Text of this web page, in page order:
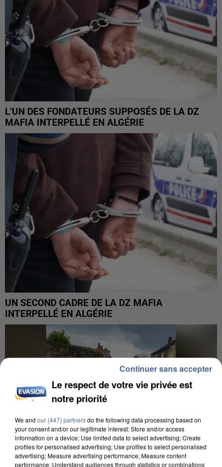
L’UN DES FONDATEURS SUPPOSÉS DE LA DZ
MAFIA INTERPELLÉ EN ALGÉRIE
UN SECOND CADRE DE LA DZ MAFIA
INTERPELLÉ EN ALGÉRIE
Le respect de votre vie privée est
notre priorité
We and our (447) partnersdo the following data processing based on
your consent and/or our legitimate interest: Store and/or access
information on a device; Use limited data to select advertising; Create
profiles for personalised advertising; Use profiles to select personalised
advertising; Measure advertising performance; Measure content
performance; Understand audiences through statistics or combinations
Continuer sans accepter